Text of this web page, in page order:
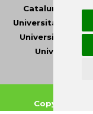
Catalunya
Universitat
Universitat
Universitat
Copyright ©